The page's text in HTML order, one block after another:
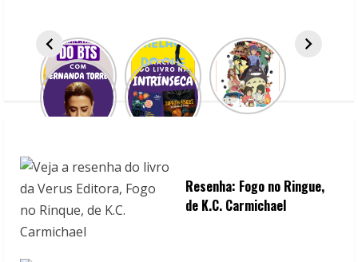
n
g
Resenha: Fogo no Ringue,
de K.C. Carmichael